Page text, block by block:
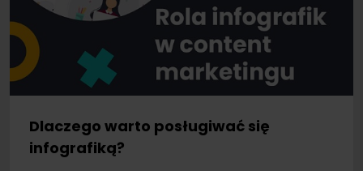
Dlaczego warto posługiwać się
infografiką?